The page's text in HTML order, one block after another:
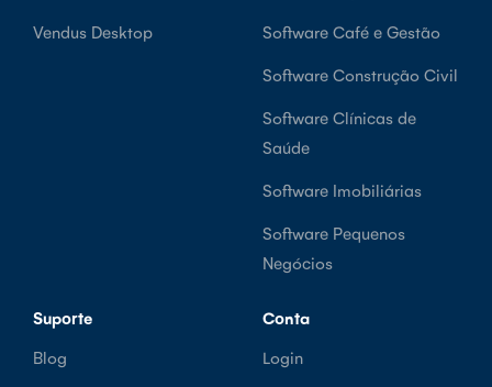
Vendus Desktop Software Café e Gestão
Software Construção Civil
Software Clínicas de
Saúde
Software Imobiliárias
Software Pequenos
Negócios
Suporte
Blog
Conta
Login